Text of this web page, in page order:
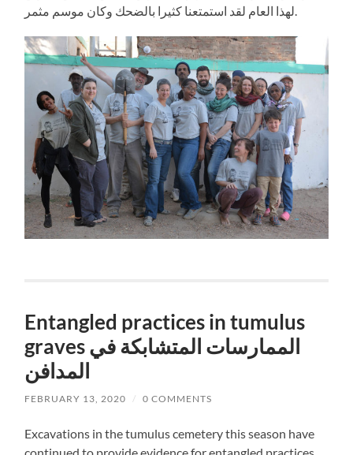
لهذا العام لقد استمتعنا كثيرا بالضحك وكان موسم مثمر.
Entangled practices in tumulus
graves الممارسات المتشابكة في
المدافن
FEBRUARY 13, 2020 / 0 COMMENTS
Excavations in the tumulus cemetery this season have